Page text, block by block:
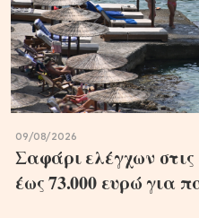
09/08/2026
Σαφάρι ελέγχων
έως 73.000 ευρώ για